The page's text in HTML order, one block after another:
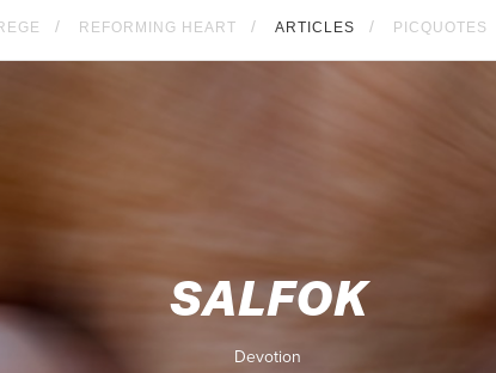
REFORMING HEART ARTICLES PICQUOTES
SALFOK
Devotion